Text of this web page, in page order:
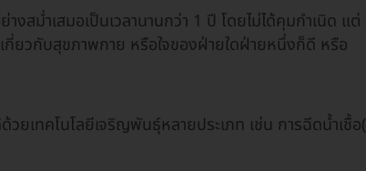
ม่ำเสมอเป็นเวลานานกว่า 1 ปี โดยไม่ได้คุมกำเนิด แต่
ยวกับสุขภาพกาย หรือใจของฝ่ายใดฝ่ายหนึ่งก็ดี หรือ
ยเทคโนโลยีเจริญพันธุ์หลายประเภท เช่น การฉีดน้ำเชื้อ(